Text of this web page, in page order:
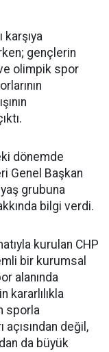
gençlerin
olimpik spor
dönemde
Genel Başkan
grubuna
bilgi verdi.
kurulan CHP
bir kurumsal
alanında
kararlılıkla
sporla
açısından değil,
da büyük